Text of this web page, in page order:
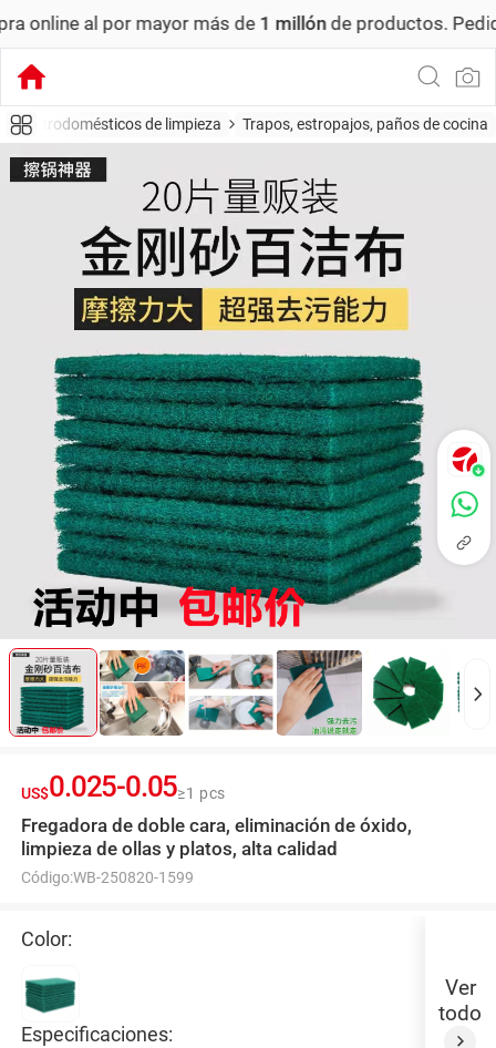
por mayor más de1 millón de productos. Pedido mínimo:
Electrodomésticos de limpieza Trapos, estropajos, paños de cocina
US$0.025-0.05≥1 pcs
Fregadora de doble cara, eliminación de óxido,
limpieza de ollas y platos, alta calidad
Código:WB-250820-1599
Color:
Especificaciones:
Ver
todo